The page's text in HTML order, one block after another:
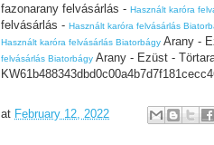
fazonarany felvásárlás - Használt karóra
felvásárlás - Használt karóra felvásárlás
Használt karóra felvásárlás Biatorbágy Arany -
felvásárlás Biatorbágy Arany - Ezüst -
at February 12, 2022